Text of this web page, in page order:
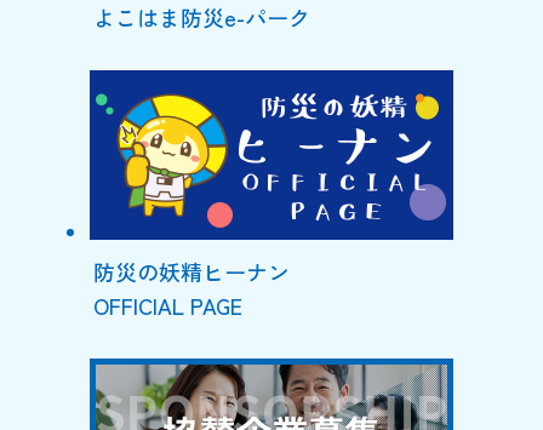
よこはま防災e-パーク
防災の妖精ヒーナン
OFFICIAL PAGE